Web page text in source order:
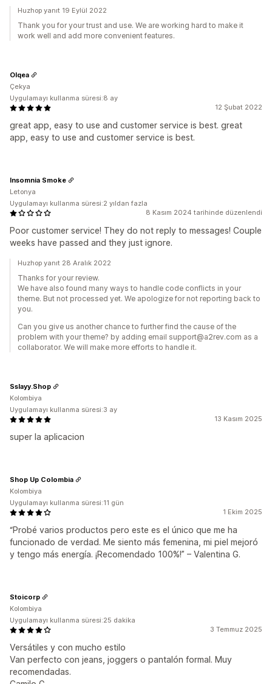
Huzhop yanıt 19 Eylül 2022
Thank you for your trust and use. We are working hard to make it
work well and add more convenient features.
12 Şubat 2022
great app, easy to use and customer service is best. great
app, easy to use and customer service is best.
Olqea
Çekya
Uygulamayı kullanma süresi:8 ay
8 Kasım 2024 tarihinde düzenlendi
Poor customer service! They do not reply to messages! Couple
weeks have passed and they just ignore.
Insomnia Smoke
Letonya
Uygulamayı kullanma süresi:2 yıldan fazla
Huzhop yanıt 28 Aralık 2022
Thanks for your review.
We have also found many ways to handle code conflicts in your
theme. But not processed yet. We apologize for not reporting back to
you.
Can you give us another chance to further find the cause of the
problem with your theme? by adding email support@a2rev.com as a
collaborator. We will make more efforts to handle it.
13 Kasım 2025
super la aplicacion
Sslayy.Shop
Kolombiya
Uygulamayı kullanma süresi:3 ay
1 Ekim 2025
“Probé varios productos pero este es el único que me ha
funcionado de verdad. Me siento más femenina, mi piel mejoró
y tengo más energía. ¡Recomendado 100%!” – Valentina G.
Shop Up Colombia
Kolombiya
Uygulamayı kullanma süresi:11 gün
3 Temmuz 2025
Versátiles y con mucho estilo
Van perfecto con jeans, joggers o pantalón formal. Muy
recomendadas.
Stoicorp
Kolombiya
Uygulamayı kullanma süresi:25 dakika